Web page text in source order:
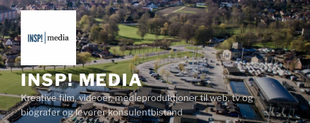
Videre
til
indhold
INSP! MEDIA
Kreative film, videoer, medieproduktioner til web, tv og
biografer og leverer konsulentbistand